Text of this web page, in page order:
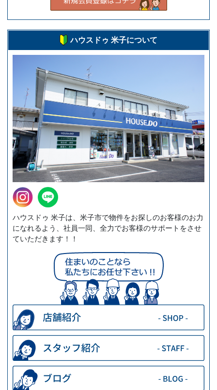
ハウスドゥ 米子について
ハウスドゥ 米子は、米子市で物件をお探しのお客様のお力
になれるよう、社員一同、全力でお客様のサポートをさせ
ていただきます！！